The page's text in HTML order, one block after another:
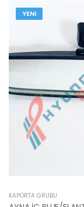
YENI
KAPORTA GRUBU